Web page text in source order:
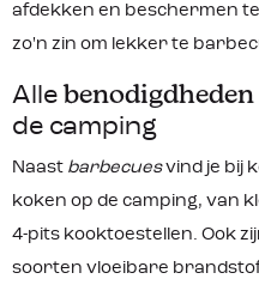
afdekken en beschermen
zo'n zin om lekker te
Alle benodigdheden
de camping
Naast barbecuesvind je bij
koken op de camping, van
4-pits kooktoestellen. Ook
soorten vloeibare